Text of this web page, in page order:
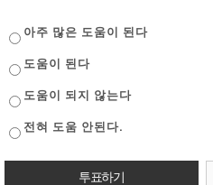
아주 많은 도움이 된다
도움이 된다
도움이 되지 않는다
전혀 도움 안된다.